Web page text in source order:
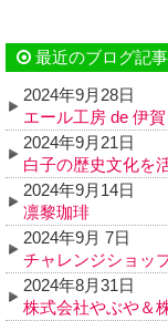
最近のブログ記事
2024年9月28日
エール工房 de 伊賀
2024年9月21日
白子の歴史文化を
2024年9月14日
凛黎珈琲
2024年9月 7日
チャレンジショッ
2024年8月31日
株式会社やぶや＆